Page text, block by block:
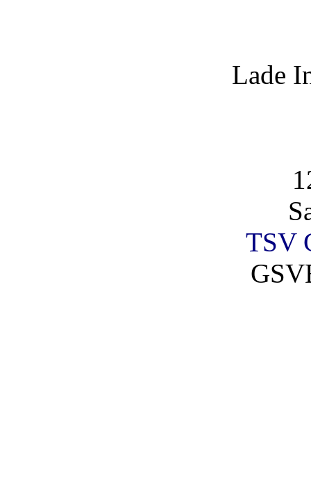
Lade
TSV